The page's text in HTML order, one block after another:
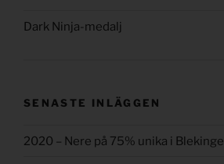
Dark Ninja-medalj
SENASTE INLÄGGEN
2020 – Nere på 75% unika i Blekinge